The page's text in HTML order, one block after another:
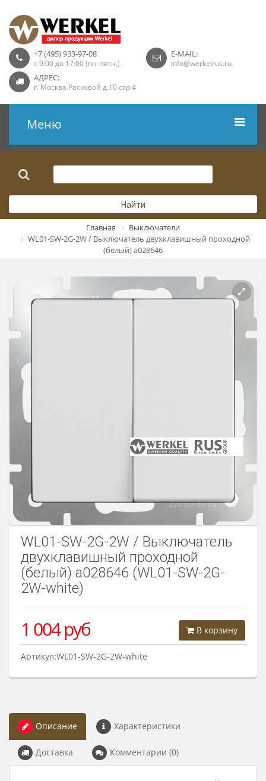
+7 (495) 933-97-08
с 9:00 до 17:00 (пн-пятн.)
E-MAIL:
info@werkelrus.ru
АДРЕС:
г. Москва Расковой д.10 стр.4
Меню
Розетки USB
Розетки ТВ
Розетки акустика
Найти
Главная
Выключатели
WL01-SW-2G-2W / Выключатель двухклавишный проходной
(белый) a028646
WL01-SW-2G-2W / Выключатель
двухклавишный проходной
(белый) a028646 (WL01-SW-2G-
2W-white)
В корзину
1 004руб
Артикул:WL01-SW-2G-2W-white
Описание Характеристики
Доставка Комментарии (0)